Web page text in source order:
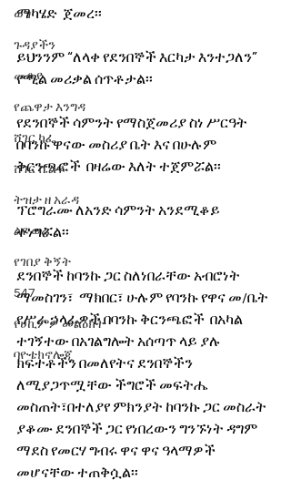
ወግ
ጉዳያችን
መቆያ
የጨዋታ እንግዳ
ሸገር ካፌ
ሸገር ሼልፍ
ትዝታ ዘ አራዳ
ልዩ ወሬ
የገበያ ቅኝት
547
የሀኪምዎ መልዕክት
ባዮቴክኖሎጂ
ማካሄድ  ጀመረ፡፡
ይህንንም “ለላቀ የደንበኞች እርካታ እንተጋለን”
የሚል መሪቃል ሰጥቶታል፡፡
የደንበኞች ሳምንት የማስጀመሪያ ስነ ሥርዓት
በባንኩ ዋናው መስሪያ ቤት እና በሁሉም
ቅርንጫፎች  በዛሬው እለት ተጀምሯል፡፡
ፕሮግራሙ ለአንድ ሳምንት አንደሚቆይ
ተነግሯል፡፡
ደንበኞች ከባንኩ ጋር ስለነበራቸው አብሮነት
ማመስገን፣  ማክበር፣ ሁሉም የባንኩ የዋና መ/ቤት
የሥራ ኃላፊዎች በባንኩ ቅርንጫፎች  በአካል
ተገኝተው በአገልግሎት አሰጣጥ ላይ ያሉ
ክፍተቶችን በመለየትና ደንበኞችን
ለሚያጋጥሟቸው ችግሮች መፍትሔ
መስጠት፣በተለያየ ምክንያት ከባንኩ ጋር መስራት
ያቆሙ ደንበኞች ጋር የነበረውን ግንኙነት ዳግም
ማደስ የመርሃ ግብሩ ዋና ዋና ዓላማዎች
መሆናቸው ተጠቅሷል፡፡